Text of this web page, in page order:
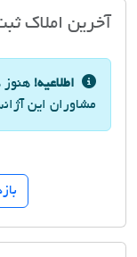
آخرین املاک
اطلاعیه! هنوز
مشاوران این